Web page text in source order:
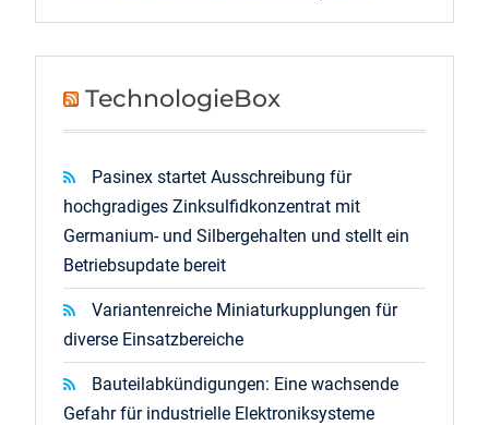
TechnologieBox
Pasinex startet Ausschreibung für
hochgradiges Zinksulfidkonzentrat mit
Germanium- und Silbergehalten und stellt ein
Betriebsupdate bereit
Variantenreiche Miniaturkupplungen für
diverse Einsatzbereiche
Bauteilabkündigungen: Eine wachsende
Gefahr für industrielle Elektroniksysteme